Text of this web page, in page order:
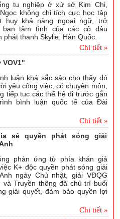
tu nghiệp ở xứ sở Kim Chi,
không chỉ tích cực học tập
huy khả năng ngoại ngữ, trở
bạn tâm tình của các cô dâu
phát thanh Skylie, Hàn Quốc.
Chi tiết »
luận khá sắc sảo cho thấy đó
yêu công việc, có chuyên môn,
tiếp tục các thế hệ đi trước gắn
bình luận quốc tế của Đài
Chi tiết »
sẻ quyền phát sóng giải
phản ứng từ phía khán giả
K+ độc quyền phát sóng giải
ngày Chủ nhật, giải VĐQG
và Truyền thông đã chủ trì buổi
giải quyết, đảm bảo quyền lợi
Chi tiết »